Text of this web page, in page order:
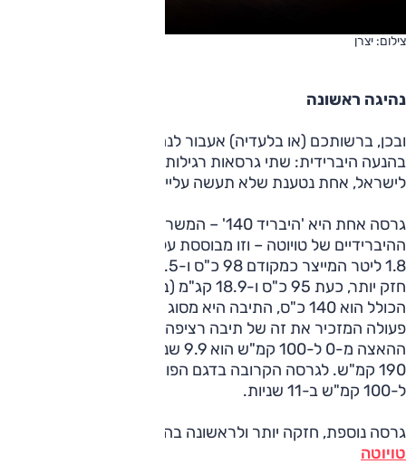
צילום: יצרן
נהיגה ראשונה
ובכן, ברשותכם (או בלעדיה) אעבור לנהיגה. הדגם החדש מוצע
בהנעה היברידית: שתי גרסאות רגילות והן אלה המגיעות
לישראל, אחת נטענת שלא תעשה עלייה.
גרסה אחת היא 'היבריד 140' – המשרתת בישראל את הדגמים
ההיברידיים של טויוטה – וזו מבוססת על מנוע הבנזין האטמוספרי
הכולל הוא 140 כ"ס, התיבה היא מסוג מפצל-כוח (עם אופי
פעולה המזכיר את זה של תיבה רציפה) וההנעה קדמית. משך
ההאצה מ-0 ל-100 קמ"ש הוא 9.9 שניות והמהירות המרבית
ל-100 קמ"ש ב-11 שניות.
גרסה נוספת, חזקה יותר ולראשונה בהיצע של
טויוטה